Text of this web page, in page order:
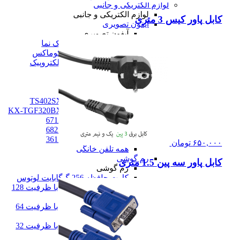
لوازم الکتریکی و جانبی
لوازم الکتریکی و جانبی
آیفون تصویری
آیفون تصویری
پنل و آیفون تصویری تک نما
پنل و آیفون تصویری کوماکس
پنل و آیفون تصویری الکتروپیک
همه آیفون تصویری
تلفن خانگی
تلفن خانگی
تلفن پاناسونیک مدل TS402SX
تلفن پاناسونیک مدل KX-TGF320BX
تلفن پاناسونیک مدل 6712
تلفن پاناسونیک مدل 6821
تلفن پاناسونیک مدل 3611
همه تلفن خانگی
رم گوشی
رم گوشی
کارت حافظه 256 گیگابایت لوتوس
رم گوشی سن دیسک با ظرفیت 128
گیگ
رم گوشی سن دیسک با ظرفیت 64
گیگ
رم گوشی سن دیسک با ظرفیت 32
گیگ
کابل پاور کیس 3 متری
۶۵۰,۰۰۰ تومان
کابل پاور سه پین 1.5 متری